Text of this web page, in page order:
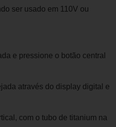
ser usado em 110V ou
e pressione o botão central
através do display digital e
com o tubo de titanium na